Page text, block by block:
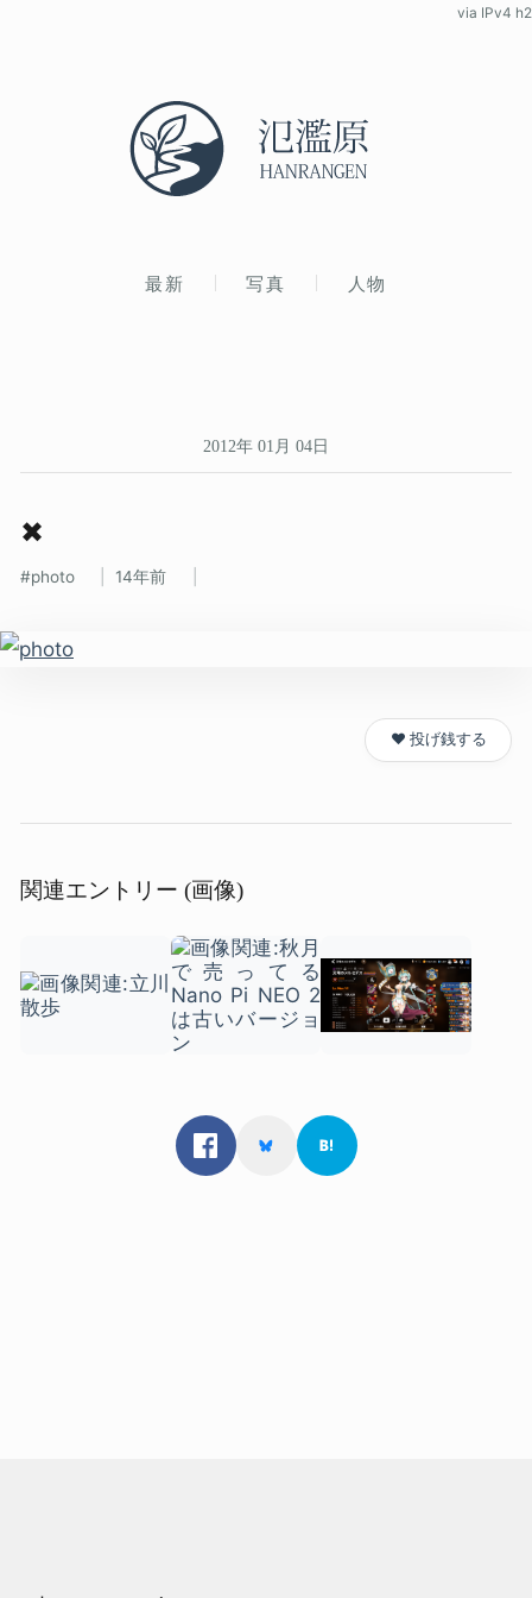
最新 写真 人物
via IPv4 h2
2012年 01月 04日
✖
photo 14年前
❤️ 投げ銭する
関連エントリー (画像)